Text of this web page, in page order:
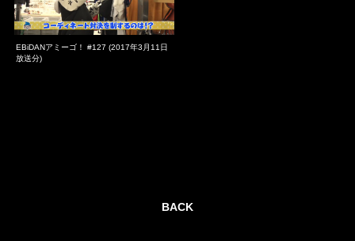
EBiDANアミーゴ！ #127 (2017年3月11日
放送分)
BACK